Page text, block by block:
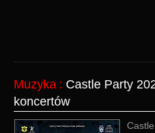
Muzyka : Castle Party
koncertów